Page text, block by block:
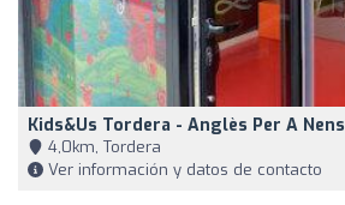
Kids&Us Tordera - Anglès Per A Nens
4,0km, Tordera
Ver información y datos de contacto